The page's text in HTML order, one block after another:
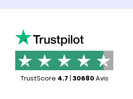
TrustScore 4.7 | 30680Avis